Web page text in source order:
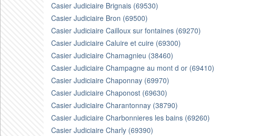
Casier Judiciaire Brignais (69530)
Casier Judiciaire Bron (69500)
Casier Judiciaire Cailloux sur fontaines (69270)
Casier Judiciaire Caluire et cuire (69300)
Casier Judiciaire Chamagnieu (38460)
Casier Judiciaire Champagne au mont d or (69410)
Casier Judiciaire Chaponnay (69970)
Casier Judiciaire Chaponost (69630)
Casier Judiciaire Charantonnay (38790)
Casier Judiciaire Charbonnieres les bains (69260)
Casier Judiciaire Charly (69390)